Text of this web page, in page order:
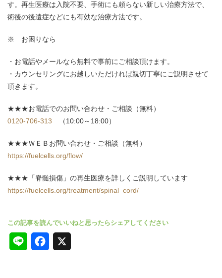
す。再生医療は入院不要、手術にも頼らない新しい治療方法で、
術後の後遺症などにも有効な治療方法です。
※ お困りなら
お電話やメールなら無料で事前にご相談頂けます。
カウンセリングにお越しいただければ親切丁寧にご説明させて
頂きます。
★★★お電話でのお問い合わせ・ご相談（無料）
0120-706-313 （10:00～18:00）
★★★ＷＥＢお問い合わせ・ご相談（無料）
https://fuelcells.org/flow/
★★★「脊髄損傷」の再生医療を詳しくご説明しています
https://fuelcells.org/treatment/spinal_cord/